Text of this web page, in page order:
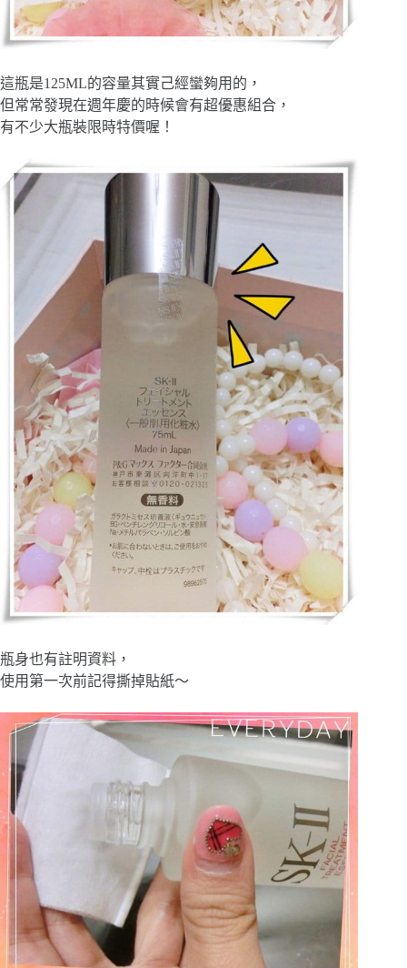
這瓶是125ML的容量其實己經蠻夠用的，
但常常發現在週年慶的時候會有超優惠組合，
有不少大瓶裝限時特價喔！
瓶身也有註明資料，
使用第一次前記得撕掉貼紙～